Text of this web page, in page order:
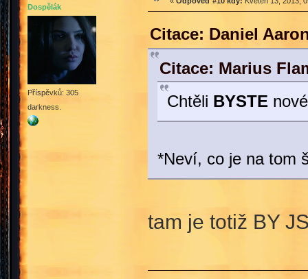
Dospělák
Příspěvků: 305
darkness.
Citace: Daniel
Citace: Marius
Chtěli BYSTE
*Neví, co je na tom
tam je totiž BY